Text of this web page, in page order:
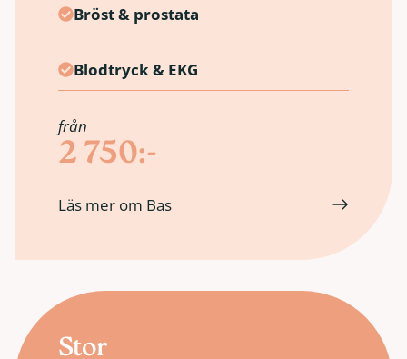
Bröst & prostata
Blodtryck & EKG
från
2 750:-
Läs mer om Bas
Stor